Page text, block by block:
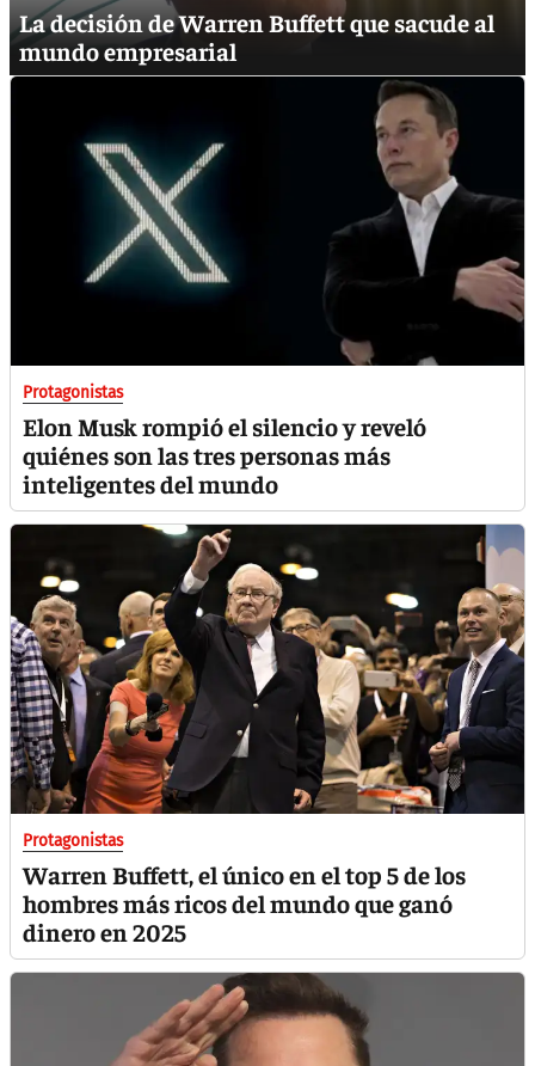
La decisión de Warren Buffett que sacude al
mundo empresarial
Protagonistas
Elon Musk rompió el silencio y reveló
quiénes son las tres personas más
inteligentes del mundo
Protagonistas
Warren Buffett, el único en el top 5 de los
hombres más ricos del mundo que ganó
dinero en 2025